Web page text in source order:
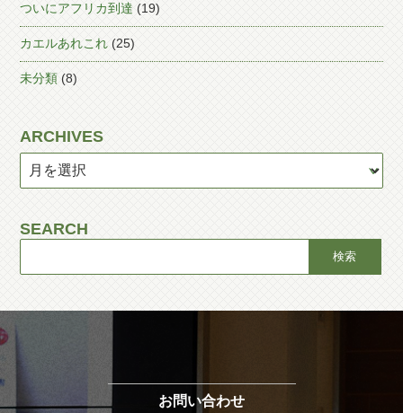
ついにアフリカ到達 (19)
カエルあれこれ (25)
未分類 (8)
ARCHIVES
SEARCH
お問い合わせ